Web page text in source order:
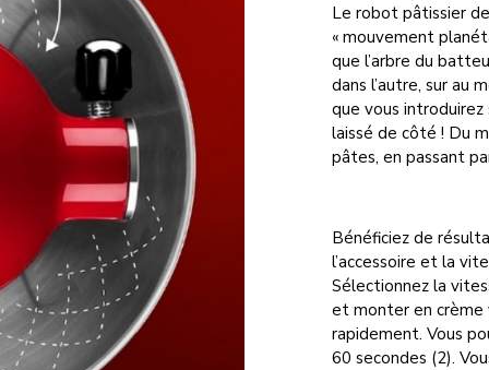
Le robot pâtissier
« mouvement
que l’arbre du
dans l’autre, sur au
que vous
laissé de côté ! Du
pâtes, en passant
Bénéficiez de
l’accessoire et la
Sélectionnez la
et monter en
rapidement. Vous
60 secondes (2).